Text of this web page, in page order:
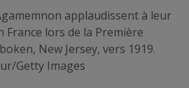
applaudissent à leur
France lors de la Première
New Jersey, vers 1919.
Getty Images